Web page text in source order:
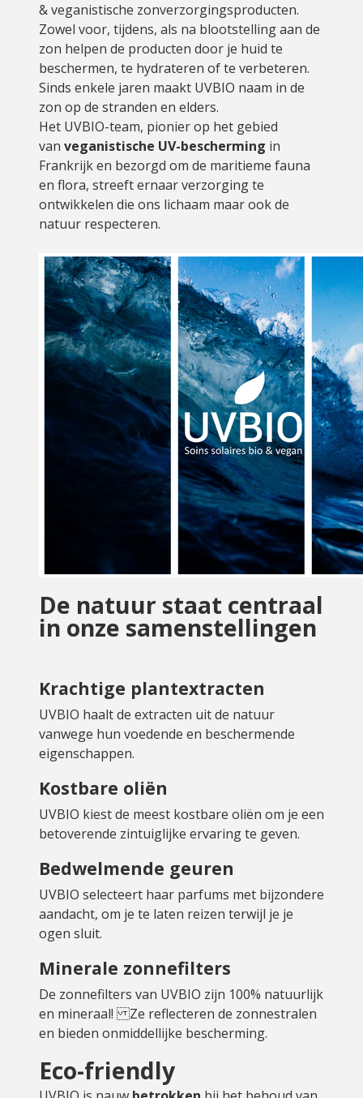
& veganistische zonverzorgingsproducten.
Zowel voor, tijdens, als na blootstelling aan de
zon helpen de producten door je huid te
beschermen, te hydrateren of te verbeteren.
Sinds enkele jaren maakt UVBIO naam in de
zon op de stranden en elders.
Het UVBIO-team, pionier op het gebied
van veganistische UV-bescherming in
Frankrijk en bezorgd om de maritieme fauna
en flora, streeft ernaar verzorging te
ontwikkelen die ons lichaam maar ook de
natuur respecteren.
De natuur staat centraal
in onze samenstellingen
Krachtige plantextracten
UVBIO haalt de extracten uit de natuur
vanwege hun voedende en beschermende
eigenschappen.
Kostbare oliën
UVBIO kiest de meest kostbare oliën om je een
betoverende zintuiglijke ervaring te geven.
Bedwelmende geuren
UVBIO selecteert haar parfums met bijzondere
aandacht, om je te laten reizen terwijl je je
ogen sluit.
Minerale zonnefilters
De zonnefilters van UVBIO zijn 100% natuurlijk
en mineraal! Ze reflecteren de zonnestralen
en bieden onmiddellijke bescherming.
Eco-friendly